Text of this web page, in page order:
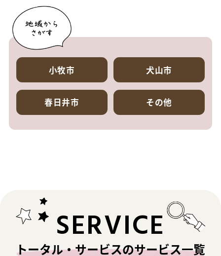
小牧市 犬山市
春日井市 その他
SERVICE
トータル・サービスのサービス一覧